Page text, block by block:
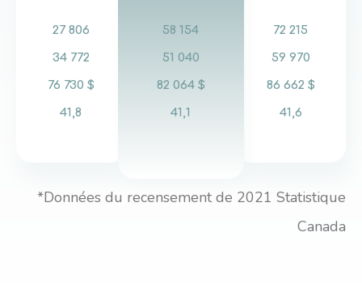
27 806
34 772
76 730 $
41,8
58 154
51 040
82 064 $
41,1
72 215
59 970
86 662 $
41,6
*Données du recensement de 2021 Statistique
Canada